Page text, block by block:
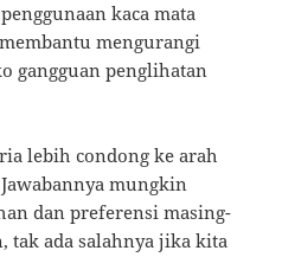
kaca mata
mengurangi
gangguan penglihatan
lebih condong ke arah
mungkin
dan preferensi masing-
tak ada salahnya jika kita